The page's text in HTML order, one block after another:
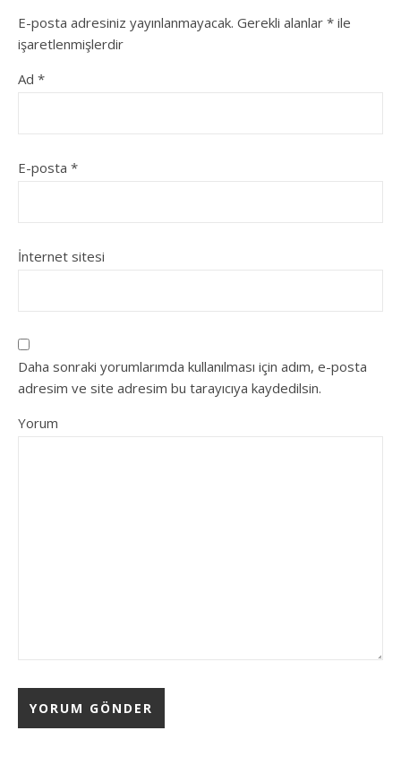
E-posta adresiniz yayınlanmayacak. Gerekli alanlar * ile
işaretlenmişlerdir
Ad *
E-posta *
İnternet sitesi
Daha sonraki yorumlarımda kullanılması için adım, e-posta
adresim ve site adresim bu tarayıcıya kaydedilsin.
Yorum